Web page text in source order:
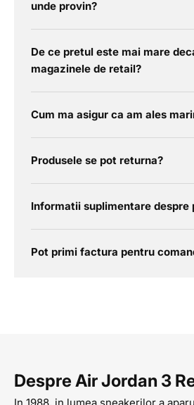
unde provin?
De ce pretul este mai mare
magazinele de retail?
Cum ma asigur ca am ales
Produsele se pot returna?
Informatii suplimentare despre
Pot primi factura pentru
Despre Air Jordan 3
In 1988, in lumea sneakerilor a